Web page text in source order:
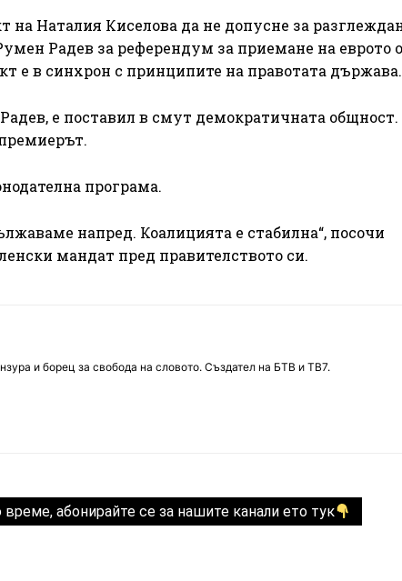
Наталия Киселова да не допусне за
Радев за референдум за приемане на еврото
е в синхрон с принципите на правотата държава.
е поставил в смут демократичната общност.
програма.
напред. Коалицията е стабилна“, посочи
мандат пред правителството си.
и борец за свобода на словото. Създател на БТВ и ТВ7.
абонирайте се за нашите канали ето тук